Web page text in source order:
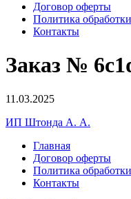
Договор оферты
Политика
Контакты
Заказ №
11.03.2025
ИП Штонда А. А.
Главная
Договор оферты
Политика
Контакты